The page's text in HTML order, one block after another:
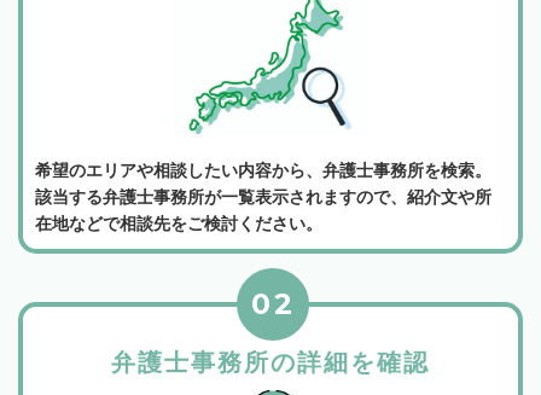
希望のエリアや相談したい内容から、弁護士事務所を検索。
該当する弁護士事務所が一覧表示されますので、紹介文や所
在地などで相談先をご検討ください。
弁護士事務所の詳細を確認
02